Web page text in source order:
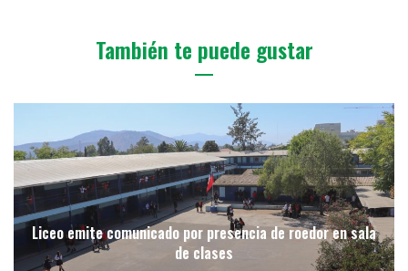
También te puede gustar
Liceo emite comunicado por presencia de roedor en sala
de clases